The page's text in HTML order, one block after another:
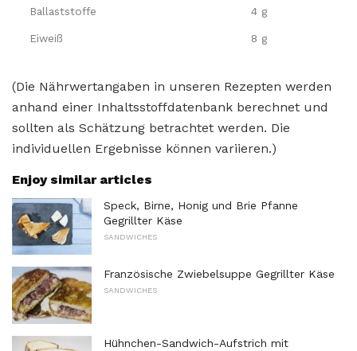
Ballaststoffe 4 g
Eiweiß 8 g
(Die Nährwertangaben in unseren Rezepten werden
anhand einer Inhaltsstoffdatenbank berechnet und
sollten als Schätzung betrachtet werden. Die
individuellen Ergebnisse können variieren.)
Enjoy similar articles
Speck, Birne, Honig und Brie Pfanne
Gegrillter Käse
SANDWICHES
Französische Zwiebelsuppe Gegrillter Käse
SANDWICHES
Hühnchen-Sandwich-Aufstrich mit